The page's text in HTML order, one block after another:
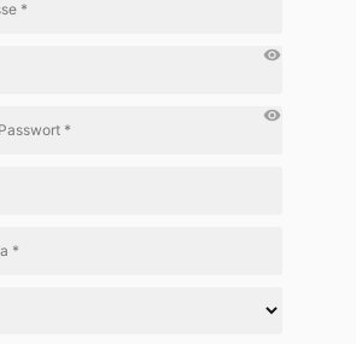
visibility
visibility